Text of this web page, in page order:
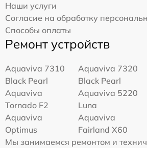
Наши услуги
Согласие на обработку
Способы оплаты
Ремонт устройств
Aquaviva 7310
Black Pearl
Aquaviva 7320
Black Pearl
Aquaviva
Tornado F2
Aquaviva 5220
Luna
Aquaviva
Optimus
Aquaviva
Fairland X60
Мы занимаемся ремонтом и